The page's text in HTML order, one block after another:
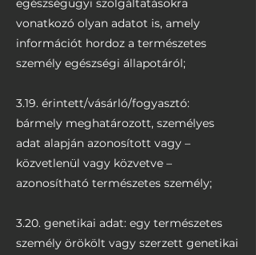
egészségügyi szolgáltatásokra
vonatkozó olyan adatot is, amely
információt hordoz a természetes
személy egészségi állapotáról;
3.19. érintett/vásárló/fogyasztó:
bármely meghatározott, személyes
adat alapján azonosított vagy –
közvetlenül vagy közvetve –
azonosítható természetes személy;
3.20. genetikai adat: egy természetes
személy örökölt vagy szerzett genetikai